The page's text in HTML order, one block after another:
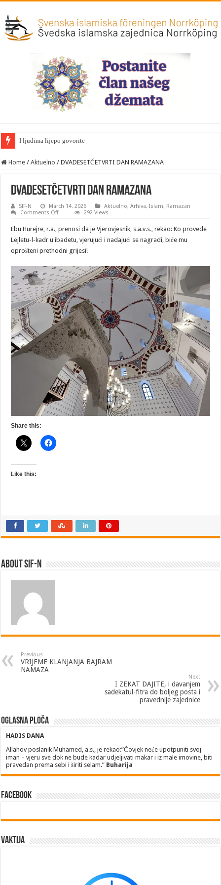
I ljudima lijepo govorite
Home / Aktuelno / DVADESETČETVRTI DAN RAMAZANA
DVADESETČETVRTI DAN RAMAZANA
SIF-N March 14, 2026 Aktuelno,Arhiva,Islam, Ramazan
Comments Offon
RAMAZANA
292 Views
Ebu Hurejre, r.a., prenosi da je Vjerovjesnik, s.a.v.s., rekao: Ko provede
Lejletu-l-kadr u ibadetu, vjerujući i nadajući se nagradi, biće mu
oprošteni prethodni grijesi!
Share this:
Like this:
About SIF-N
Previous
VRIJEME KLANJANJA BAJRAM
NAMAZA
Next
I ZEKAT DAJITE, i davanjem
sadekatul-fitra do boljeg posta i
pravednije zajednice
Oglasna ploča
HADIS DANA
Allahov poslanik Muhamed, a.s., je rekao:”Čovjek neće upotpuniti svoj
iman – vjeru sve dok ne bude kadar udjeljivati makar i iz male imovine, biti
pravedan prema sebi i širiti selam.” Buharija
Facebook
Vaktija